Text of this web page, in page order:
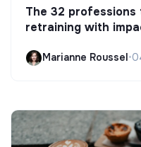
The 32
retraining with
Marianne Roussel•